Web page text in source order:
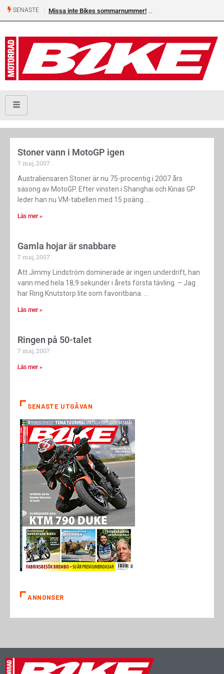
SENASTE Missa inte Bikes sommarnummer!
Stoner vann i MotoGP igen
7 maj, 2007
Australiensaren Stoner är nu 75-procentig i 2007 års
säsong av MotoGP. Efter vinsten i Shanghai och Kinas GP
leder han nu VM-tabellen med 15 poäng
Läs mer »
Gamla hojar är snabbare
7 maj, 2007
Att Jimmy Lindström dominerade är ingen underdrift, han
vann med hela 18,9 sekunder i årets första tävling. – Jag
har Ring Knutstorp lite som favoritbana.
Läs mer »
Ringen på 50-talet
7 maj, 2007
Läs mer »
SENASTE UTGÅVAN
ANNONSER